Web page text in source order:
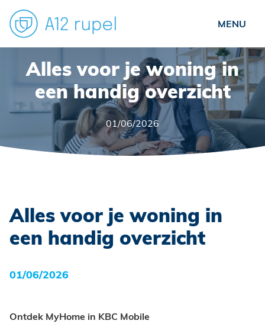
Particulieren
Ondernemers
Verenigingen
Nieuws
Schade?
Alles voor je woning in
een handig overzicht
01/06/2026
Alles voor je woning in
een handig overzicht
01/06/2026
Ontdek MyHome in KBC Mobile